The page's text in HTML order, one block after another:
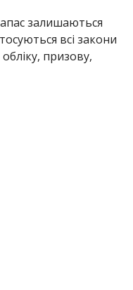
залишаються
всі закони
призову,